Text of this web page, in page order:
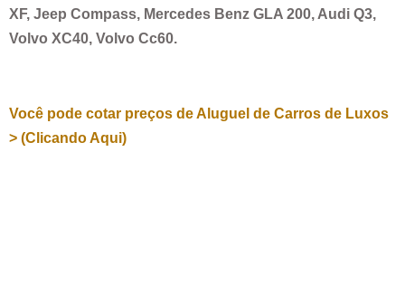
XF, Jeep Compass, Mercedes Benz GLA 200, Audi Q3,
Volvo XC40, Volvo Cc60.
Você pode cotar preços de Aluguel de Carros de Luxos
> (Clicando Aqui)